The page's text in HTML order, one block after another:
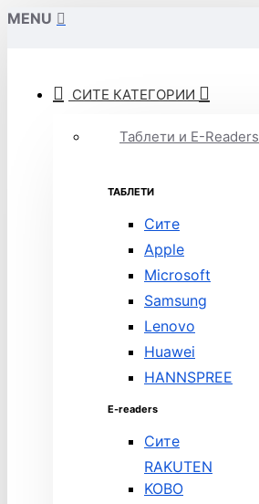
MENU
СИТЕ КАТЕГОРИИ
Таблети и E-Readers
ТАБЛЕТИ
Сите
Apple
Microsoft
Samsung
Lenovo
Huawei
HANNSPREE
E-readers
Сите
RAKUTEN
KOBO